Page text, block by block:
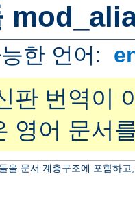
한 언어:
판 번역이
영어 문서
을 문서 계층구조에 포함하